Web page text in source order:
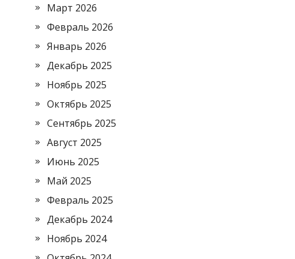
Март 2026
Февраль 2026
Январь 2026
Декабрь 2025
Ноябрь 2025
Октябрь 2025
Сентябрь 2025
Август 2025
Июнь 2025
Май 2025
Февраль 2025
Декабрь 2024
Ноябрь 2024